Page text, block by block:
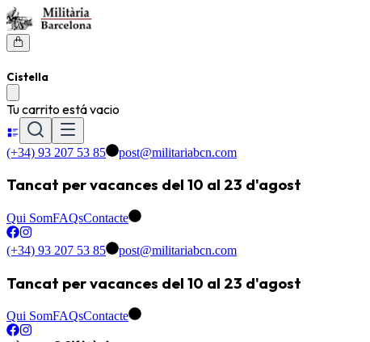
Cistella
Tu carrito está vacio
(+34) 93 207 53 85 post@militariabcn.com
Tancat per vacances del 10 al 23 d'agost
Qui SomFAQsContacte
(+34) 93 207 53 85 post@militariabcn.com
Tancat per vacances del 10 al 23 d'agost
Qui SomFAQsContacte